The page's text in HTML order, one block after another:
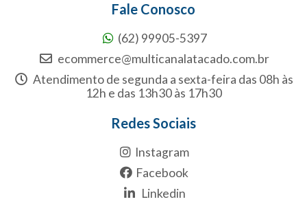
Fale Conosco
(62) 99905-5397
ecommerce@multicanalatacado.com.br
Atendimento de segunda a sexta-feira das 08h às
12h e das 13h30 às 17h30
Redes Sociais
Instagram
Facebook
Linkedin